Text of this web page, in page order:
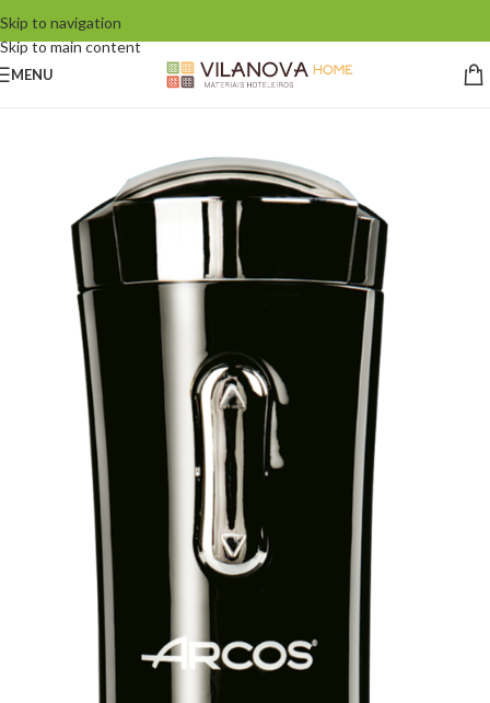
Skip to navigation
Skip to main content
MENU